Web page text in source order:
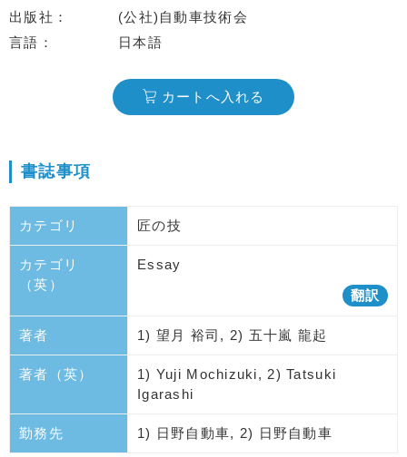
出版社
(公社)自動車技術会
言語
日本語
カートへ入れる
書誌事項
カテゴリ 匠の技
カテゴリ
（英）
Essay
翻訳
著者 1) 望月 裕司, 2) 五十嵐 龍起
著者（英）
1) Yuji Mochizuki, 2) Tatsuki
Igarashi
勤務先 1) 日野自動車, 2) 日野自動車